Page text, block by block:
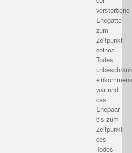
verstorbene
Ehegatte
zum
Zeitpunkt
seines
Todes
war und
das
Ehepaar
bis zum
Zeitpunkt
des
Todes